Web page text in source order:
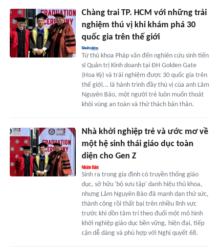
Chàng trai TP. HCM với những trải
nghiệm thú vị khi khám phá 30
quốc gia trên thế giới
Từ thủ khoa Pháp văn đến nghiên cứu sinh tiến
sĩ Quản trị Kinh doanh tại ĐH Golden Gate
(Hoa Kỳ) và trải nghiệm được 30 quốc gia trên
thế giới... là hành trình đầy thú vị của anh Lâm
Nguyên Bảo, một người trẻ luôn muốn thoát
khỏi vùng an toàn và thử thách bản thân.
Nhà khởi nghiệp trẻ và ước mơ về
một hệ sinh thái giáo dục toàn
diện cho Gen Z
Sinh ra trong gia đình có truyền thống giáo
dục, sở hữu 'bộ sưu tập' danh hiệu thủ khoa,
nhưng Lâm Nguyên Bảo đã mạnh dạn thử sức,
thành công rồi thất bại trên nhiều lĩnh vực
trước khi dồn tâm trí theo đuổi một mô hình
khởi nghiệp giáo dục bền vững, hiện đại, tiếp
cận dễ dàng và phù hợp với Nghị quyết 68.